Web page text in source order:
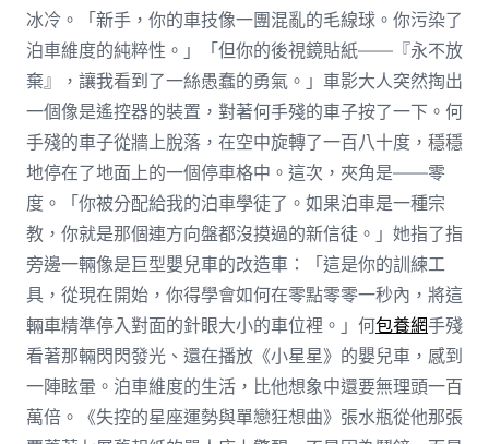
冰冷。「新手，你的車技像一團混亂的毛線球。你污染了
泊車維度的純粹性。」「但你的後視鏡貼紙——『永不放
棄』，讓我看到了一絲愚蠢的勇氣。」車影大人突然掏出
一個像是遙控器的裝置，對著何手殘的車子按了一下。何
手殘的車子從牆上脫落，在空中旋轉了一百八十度，穩穩
地停在了地面上的一個停車格中。這次，夾角是——零
度。「你被分配給我的泊車學徒了。如果泊車是一種宗
教，你就是那個連方向盤都沒摸過的新信徒。」她指了指
旁邊一輛像是巨型嬰兒車的改造車：「這是你的訓練工
具，從現在開始，你得學會如何在零點零零一秒內，將這
輛車精準停入對面的針眼大小的車位裡。」何包養網手殘
看著那輛閃閃發光、還在播放《小星星》的嬰兒車，感到
一陣眩暈。泊車維度的生活，比他想象中還要無理頭一百
萬倍。《失控的星座運勢與單戀狂想曲》張水瓶從他那張